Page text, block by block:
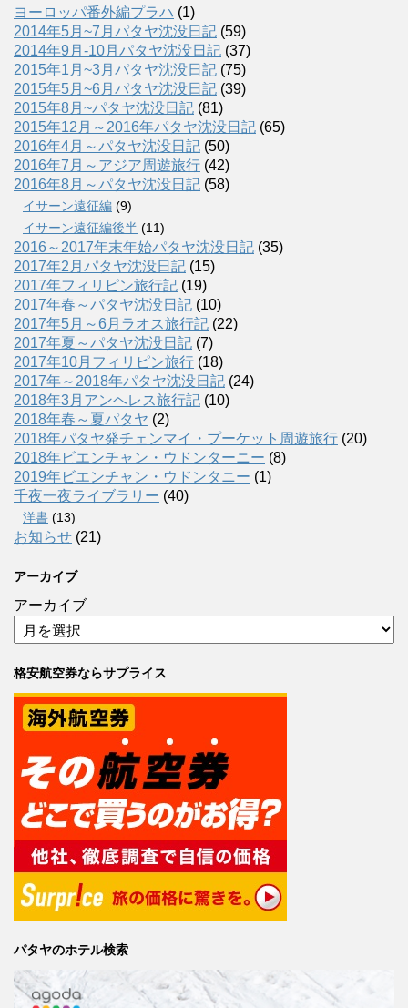
ヨーロッパ番外編プラハ (1)
2014年5月~7月パタヤ沈没日記 (59)
2014年9月-10月パタヤ沈没日記 (37)
2015年1月~3月パタヤ沈没日記 (75)
2015年5月~6月パタヤ沈没日記 (39)
2015年8月~パタヤ沈没日記 (81)
2015年12月～2016年パタヤ沈没日記 (65)
2016年4月～パタヤ沈没日記 (50)
2016年7月～アジア周遊旅行 (42)
2016年8月～パタヤ沈没日記 (58)
イサーン遠征編 (9)
イサーン遠征編後半 (11)
2016～2017年末年始パタヤ沈没日記 (35)
2017年2月パタヤ沈没日記 (15)
2017年フィリピン旅行記 (19)
2017年春～パタヤ沈没日記 (10)
2017年5月～6月ラオス旅行記 (22)
2017年夏～パタヤ沈没日記 (7)
2017年10月フィリピン旅行 (18)
2017年～2018年パタヤ沈没日記 (24)
2018年3月アンヘレス旅行記 (10)
2018年春～夏パタヤ (2)
2018年パタヤ発チェンマイ・プーケット周遊旅行 (20)
2018年ビエンチャン・ウドンターニー (8)
2019年ビエンチャン・ウドンタニー (1)
千夜一夜ライブラリー (40)
洋書 (13)
お知らせ (21)
アーカイブ
アーカイブ
格安航空券ならサプライス
パタヤのホテル検索